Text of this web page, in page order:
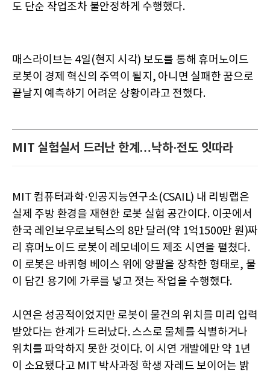
도 단순 작업조차 불안정하게 수행했다.
매스라이브는 4일(현지 시각) 보도를 통해 휴머노이드
로봇이 경제 혁신의 주역이 될지, 아니면 실패한 꿈으로
끝날지 예측하기 어려운 상황이라고 전했다.
MIT 실험실서 드러난 한계…낙하·전도 잇따라
MIT 컴퓨터과학·인공지능연구소(CSAIL) 내 리빙랩은
실제 주방 환경을 재현한 로봇 실험 공간이다. 이곳에서
한국 레인보우로보틱스의 8만 달러(약 1억1500만 원)짜
리 휴머노이드 로봇이 레모네이드 제조 시연을 펼쳤다.
이 로봇은 바퀴형 베이스 위에 양팔을 장착한 형태로, 물
이 담긴 용기에 가루를 넣고 젓는 작업을 수행했다.
시연은 성공적이었지만 로봇이 물건의 위치를 미리 입력
받았다는 한계가 드러났다. 스스로 물체를 식별하거나
위치를 파악하지 못한 것이다. 이 시연 개발에만 약 1년
이 소요됐다고 MIT 박사과정 학생 자레드 보이어는 밝